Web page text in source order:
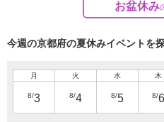
お盆休み
今週の京都府の夏休みイベントを
月
8/3
火
8/4
水
8/5
木
8/6